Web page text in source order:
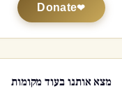
Donate
מצא אותנו בעוד מקומות